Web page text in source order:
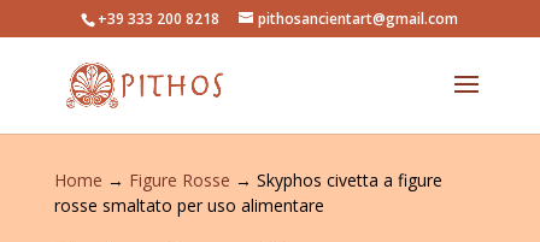
+39 333 200 8218 pithosancientart@gmail.com
Home → Figure Rosse → Skyphos civetta a figure
rosse smaltato per uso alimentare